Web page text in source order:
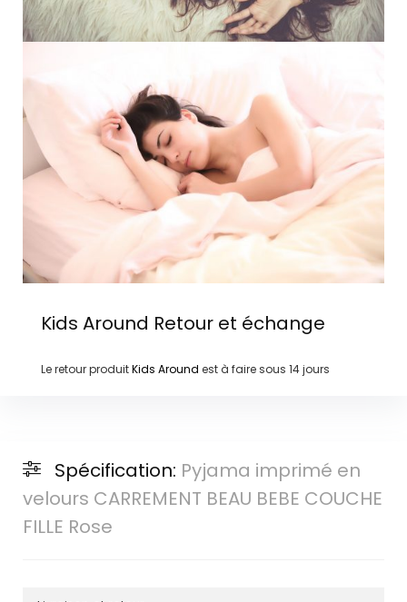
Kids Around Retour et échange
Le retour produitKids Around est à faire sous 14 jours
Spécification: Pyjama imprimé en
velours CARREMENT BEAU BEBE COUCHE
FILLE Rose